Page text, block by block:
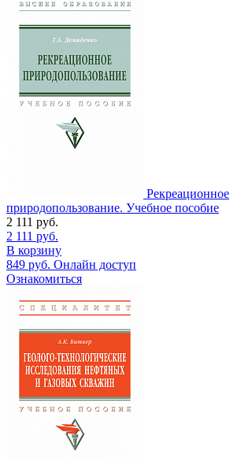
Рекреационное
природопользование. Учебное пособие
2 111 руб.
2 111 руб.
В корзину
849 руб. Онлайн доступ
Ознакомиться